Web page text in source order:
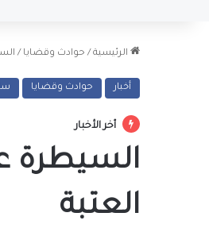
الرئيسية / حوادث وقضايا /
أخبار حوادث وقضايا
أخر الأخبار
السيطرة
العتبة